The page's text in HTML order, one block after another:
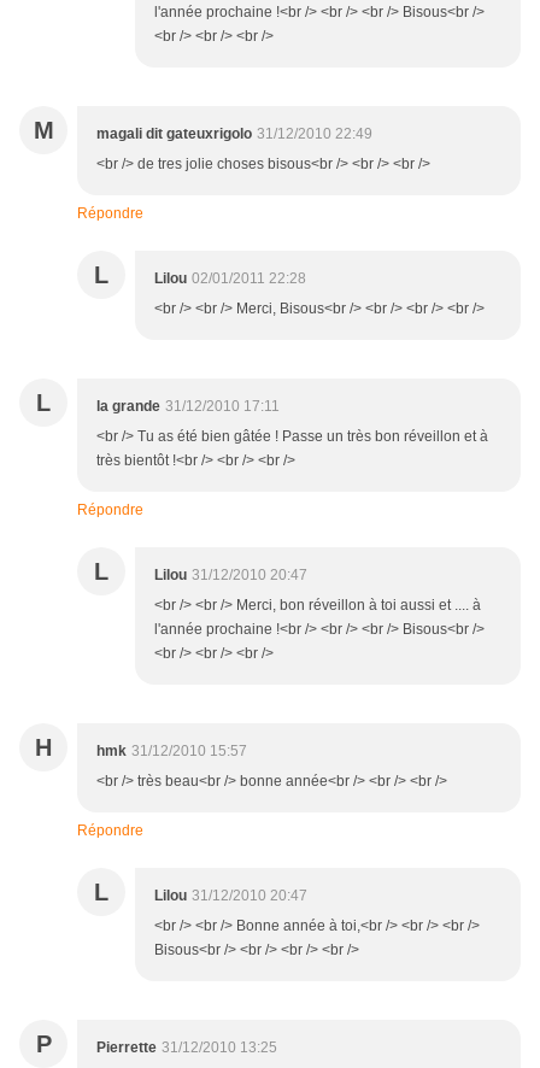
l'année prochaine !<br /> <br /> <br /> Bisous<br />
<br /> <br /> <br />
M magali dit gateuxrigolo 31/12/2010 22:49
<br /> de tres jolie choses bisous<br /> <br /> <br />
Répondre
L Lilou 02/01/2011 22:28
<br /> <br /> Merci, Bisous<br /> <br /> <br /> <br />
L la grande 31/12/2010 17:11
<br /> Tu as été bien gâtée ! Passe un très bon réveillon et à
très bientôt !<br /> <br /> <br />
Répondre
L Lilou 31/12/2010 20:47
<br /> <br /> Merci, bon réveillon à toi aussi et .... à
l'année prochaine !<br /> <br /> <br /> Bisous<br />
<br /> <br /> <br />
H hmk 31/12/2010 15:57
<br /> très beau<br /> bonne année<br /> <br /> <br />
Répondre
L Lilou 31/12/2010 20:47
<br /> <br /> Bonne année à toi,<br /> <br /> <br />
Bisous<br /> <br /> <br /> <br />
P Pierrette 31/12/2010 13:25